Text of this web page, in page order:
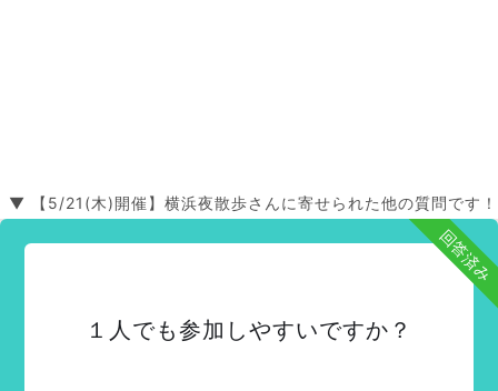
▼ 【5/21(木)開催】横浜夜散歩さんに寄せられた他の質問です！
回答済み
１人でも参加しやすいですか？